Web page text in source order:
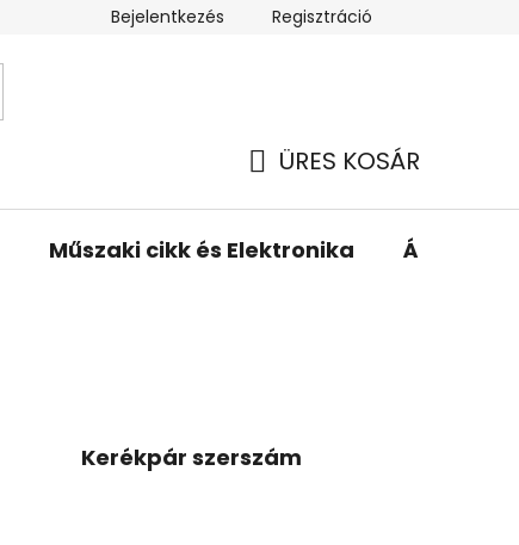
Bejelentkezés Regisztráció
ÜRES KOSÁR
Műszaki cikk és Elektronika
Kerékpár szerszám